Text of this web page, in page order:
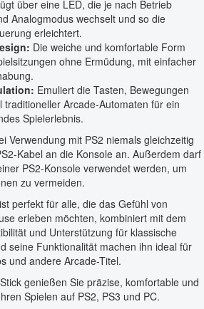
über eine LED, die je nach Betrieb
Analogmodus wechselt und so die
erleichtert.
Die weiche und komfortable Form
ohne Ermüdung, mit einfacher
Emuliert die Tasten, Bewegungen
traditioneller Arcade-Automaten für ein
Spielerlebnis.
Verwendung mit PS2 niemals gleichzeitig
Kabel an die Konsole an. Außerdem darf
PS2-Konsole verwendet werden, um
zu vermeiden.
perfekt für alle, die das Gefühl von
erleben möchten, kombiniert mit dem
und Unterstützung für klassische
seine Funktionalität machen ihn ideal für
und andere Arcade-Titel.
genießen Sie präzise, komfortable und
Spielen auf PS2, PS3 und PC.